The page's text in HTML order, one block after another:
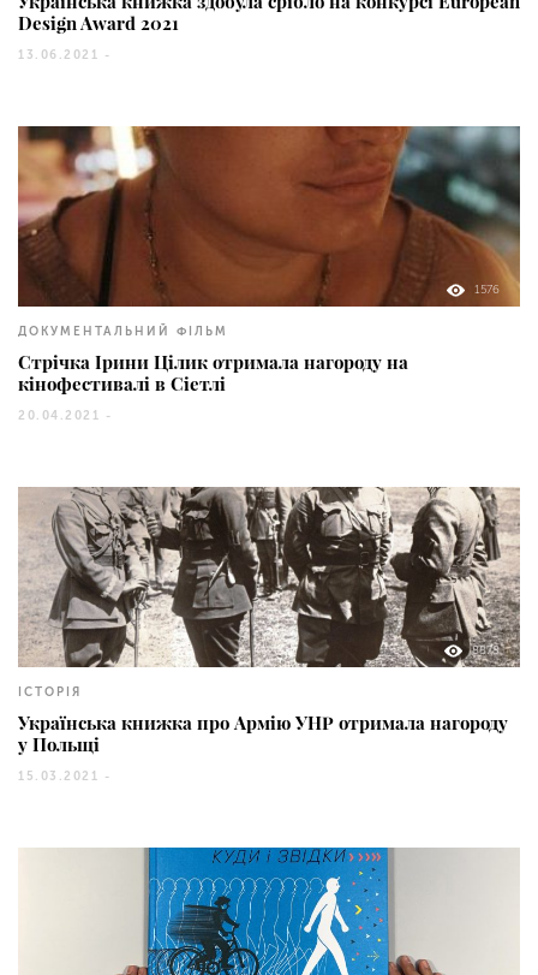
Design Award 2021
13.06.2021 -
1576
ДОКУМЕНТАЛЬНИЙ ФІЛЬМ
Стрічка Ірини Цілик отримала нагороду на
кінофестивалі в Сіетлі
20.04.2021 -
8878
ІСТОРІЯ
Українська книжка про Армію УНР отримала нагороду
у Польщі
15.03.2021 -